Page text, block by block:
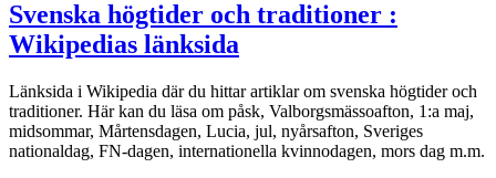
Svenska högtider och traditioner :
Wikipedias länksida
Länksida i Wikipedia där du hittar artiklar om svenska högtider och
traditioner. Här kan du läsa om påsk, Valborgsmässoafton, 1:a maj,
midsommar, Mårtensdagen, Lucia, jul, nyårsafton, Sveriges
nationaldag, FN-dagen, internationella kvinnodagen, mors dag m.m.